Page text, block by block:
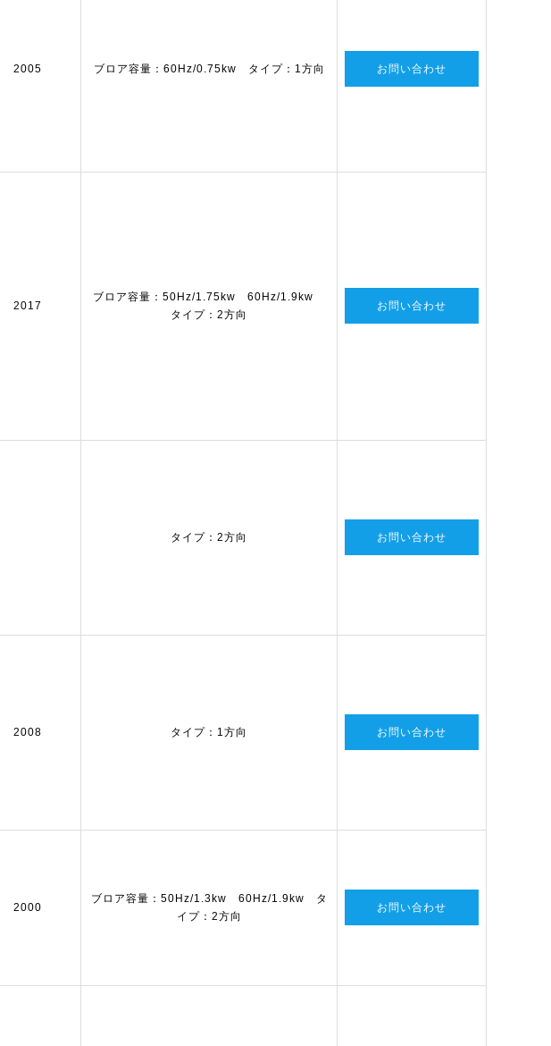
2005 ブロア容量：60Hz/0.75kw タイプ：1方向 お問い合わせ
2017
ブロア容量：50Hz/1.75kw 60Hz/1.9kw
タイプ：2方向
お問い合わせ
タイプ：2方向 お問い合わせ
2008 タイプ：1方向 お問い合わせ
2000
ブロア容量：50Hz/1.3kw 60Hz/1.9kw タ
イプ：2方向
お問い合わせ